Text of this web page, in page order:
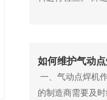
如何维护气动
一、气动点焊机
的制造商需要及